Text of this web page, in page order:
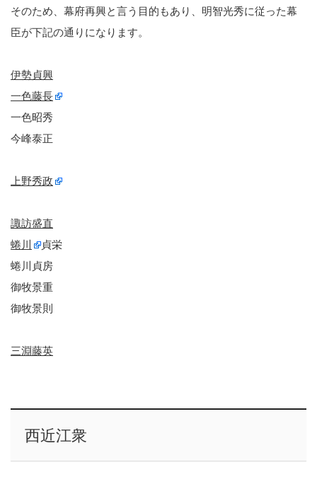
そのため、幕府再興と言う目的もあり、明智光秀に従った幕
臣が下記の通りになります。
伊勢貞興
一色藤長
一色昭秀
今峰泰正
上野秀政
諏訪盛直
蜷川
貞栄
蜷川貞房
御牧景重
御牧景則
三淵藤英
西近江衆